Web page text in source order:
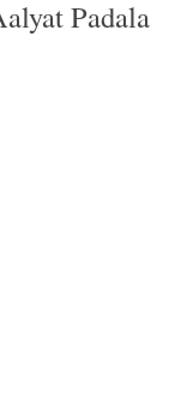
Padala